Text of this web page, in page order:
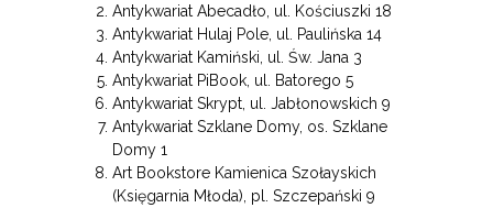
Antykwariat Abecadło, ul. Kościuszki 18
Antykwariat Hulaj Pole, ul. Paulińska 14
Antykwariat Kamiński, ul. Św. Jana 3
Antykwariat PiBook, ul. Batorego 5
Antykwariat Skrypt, ul. Jabłonowskich 9
Antykwariat Szklane Domy, os. Szklane
Domy 1
Art Bookstore Kamienica Szołayskich
(Księgarnia Młoda), pl. Szczepański 9